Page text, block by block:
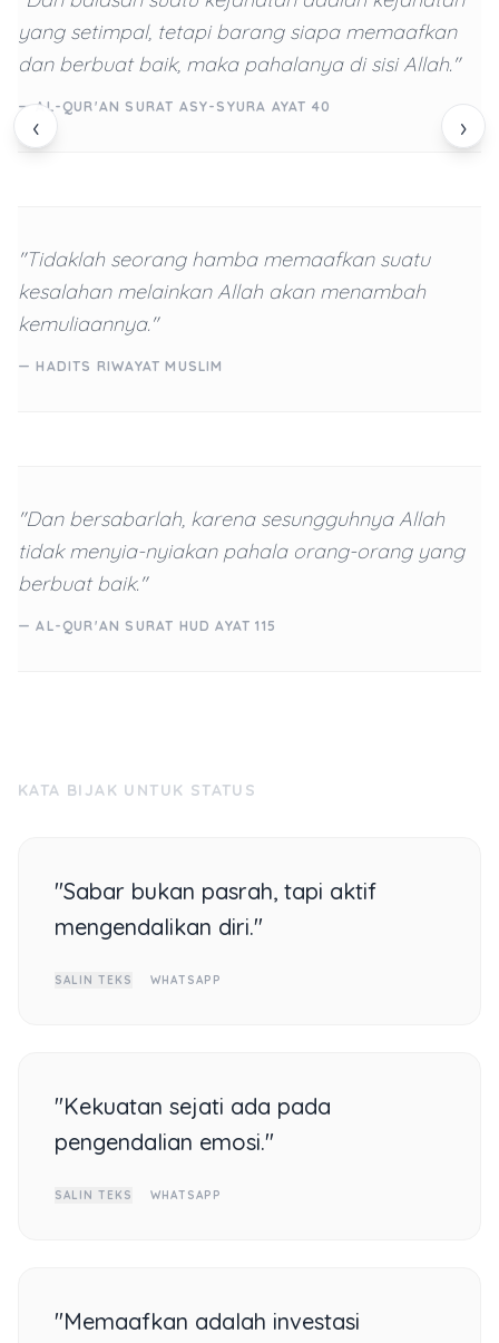
‹ ›
yang setimpal, tetapi barang siapa memaafkan
dan berbuat baik, maka pahalanya di sisi Allah."
— AL-QUR'AN SURAT ASY-SYURA AYAT 40
"Tidaklah seorang hamba memaafkan suatu
kesalahan melainkan Allah akan menambah
kemuliaannya."
— HADITS RIWAYAT MUSLIM
"Dan bersabarlah, karena sesungguhnya Allah
tidak menyia-nyiakan pahala orang-orang yang
berbuat baik."
— AL-QUR'AN SURAT HUD AYAT 115
KATA BIJAK UNTUK STATUS
"Sabar bukan pasrah, tapi aktif
mengendalikan diri."
SALIN TEKS WHATSAPP
"Kekuatan sejati ada pada
pengendalian emosi."
SALIN TEKS WHATSAPP
"Memaafkan adalah investasi